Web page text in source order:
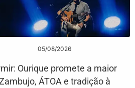
05/08/2026
Ourique promete a maior
ÁTOA e tradição à